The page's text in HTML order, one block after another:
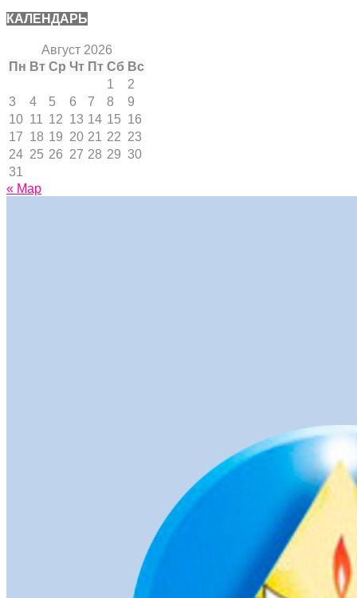
КАЛЕНДАРЬ
Август 2026
Пн Вт Ср Чт Пт Сб Вс
1
2
3
4 5 6 7 8
9
10 11 12 13 14 15 16
17 18 19 20 21 22 23
24 25 26 27 28 29 30
31
« Мар